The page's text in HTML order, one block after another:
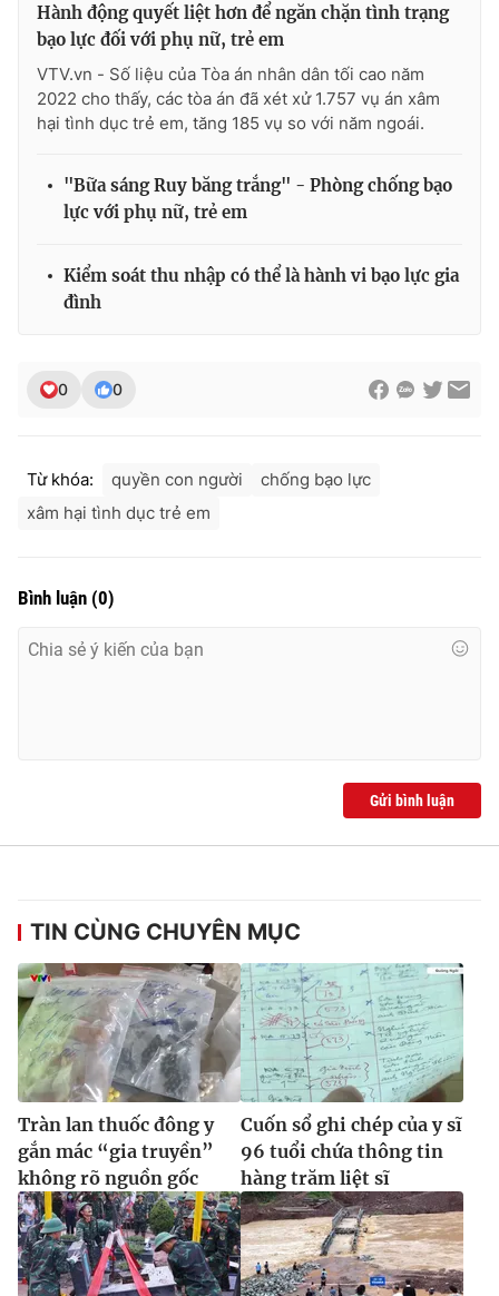
Ðiện thoại Thời báo VTV:024.66 897 897
Email:toasoan@vtv.vn
Liên hệ quảng cáo:024-7300.7108
® Cấm sao chép dưới mọi hình thức nếu không có sự chấp
Hành động quyết liệt hơn để ngăn chặn tình trạng
bạo lực đối với phụ nữ, trẻ em
VTV.vn - Số liệu của Tòa án nhân dân tối cao năm
2022 cho thấy, các tòa án đã xét xử 1.757 vụ án xâm
hại tình dục trẻ em, tăng 185 vụ so với năm ngoái.
"Bữa sáng Ruy băng trắng" - Phòng chống bạo
lực với phụ nữ, trẻ em
Kiểm soát thu nhập có thể là hành vi bạo lực gia
đình
0 0
Từ khóa: quyền con người
chống bạo lực
xâm hại tình dục trẻ em
Bình luận (0)
Gửi bình luận
TIN CÙNG CHUYÊN MỤC
Tràn lan thuốc đông y
gắn mác “gia truyền”
không rõ nguồn gốc
Cuốn sổ ghi chép của y sĩ
96 tuổi chứa thông tin
hàng trăm liệt sĩ